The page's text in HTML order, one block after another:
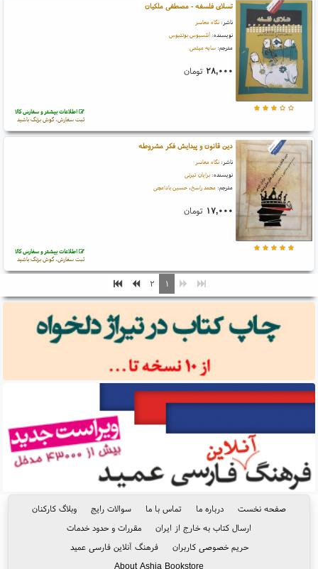
تسلای فلسفه - مصطفی ملکیان
ناشر: نگاه معاصر
نویسنده: آنلسیوس بوئتیوس
مترجم: سایه میثمی
۲۸,۰۰۰ تومان
اطلاعات بیشتر و سفارش کالا
ثبت سفارش، گوش بزنگ باشید
دین قانون و پیدایش فکر مشروطه
ناشر: نگاه معاصر
نویسنده: برایان تیرنی
مترجم: محمد راسخ، حسین بادامچی
۱۷,۰۰۰ تومان
اطلاعات بیشتر و سفارش کالا
ثبت سفارش، گوش بزنگ باشید
۱ ۲
صفحه نخست درباره ما تماس با ما سوالات رایج
وبلاگ کارکنان
ارسال کتاب به خارج از ایران
مقررات و حدود خدمات
حریم خصوصی کاربران
فرهنگ آنلاین فارسی عمید
About Ashja Bookstore